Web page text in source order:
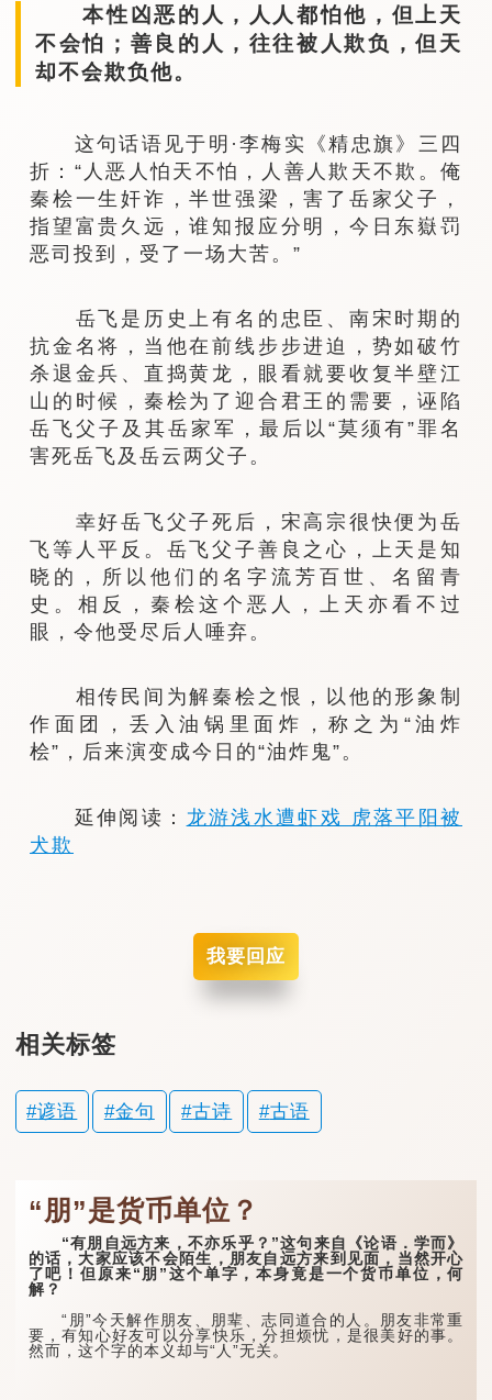
本性凶恶的人，人人都怕他，但上天
不会怕；善良的人，往往被人欺负，但天
却不会欺负他。
这句话语见于明·李梅实《精忠旗》三四
折：“人恶人怕天不怕，人善人欺天不欺。俺
秦桧一生奸诈，半世强梁，害了岳家父子，
指望富贵久远，谁知报应分明，今日东嶽罚
恶司投到，受了一场大苦。”
岳飞是历史上有名的忠臣、南宋时期的
抗金名将，当他在前线步步进迫，势如破竹
杀退金兵、直捣黄龙，眼看就要收复半壁江
山的时候，秦桧为了迎合君王的需要，诬陷
岳飞父子及其岳家军，最后以“莫须有”罪名
害死岳飞及岳云两父子。
幸好岳飞父子死后，宋高宗很快便为岳
飞等人平反。岳飞父子善良之心，上天是知
晓的，所以他们的名字流芳百世、名留青
史。相反，秦桧这个恶人，上天亦看不过
眼，令他受尽后人唾弃。
相传民间为解秦桧之恨，以他的形象制
作面团，丢入油锅里面炸，称之为“油炸
桧”，后来演变成今日的“油炸鬼”。
延伸阅读： 龙游浅水遭虾戏 虎落平阳被
犬欺
我要回应
相关标签
谚语 金句 古诗 古语
“朋”是货币单位？
“有朋自远方来，不亦乐乎？”这句来自《论语．学而》
的话，大家应该不会陌生，朋友自远方来到见面，当然开心
了吧！但原来“朋”这个单字，本身竟是一个货币单位，何
解？
“朋”今天解作朋友、朋辈、志同道合的人。朋友非常重
要，有知心好友可以分享快乐，分担烦忧，是很美好的事。
然而，这个字的本义却与“人”无关。